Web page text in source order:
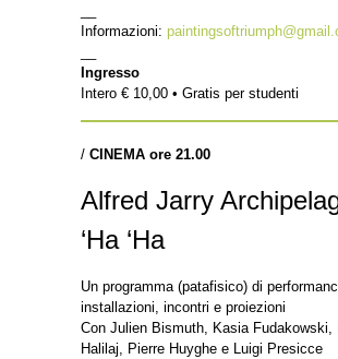
Informazioni:
Ingresso
Intero € 10,00 • Gratis per studenti
/ CINEMA ore 21.00
Alfred Jarry
‘Ha ‘Ha
Un programma (patafisico) di
installazioni, incontri e proiezioni
Con Julien Bismuth, Kasia Fudakowski,
Halilaj, Pierre Huyghe e Luigi Presicce